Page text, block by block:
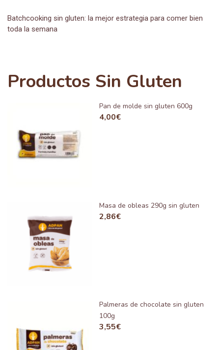
Batchcooking sin gluten: la mejor estrategia para comer bien
toda la semana
Productos Sin Gluten
Pan de molde sin gluten 600g
4,00€
Masa de obleas 290g sin gluten
2,86€
Palmeras de chocolate sin gluten
100g
3,55€